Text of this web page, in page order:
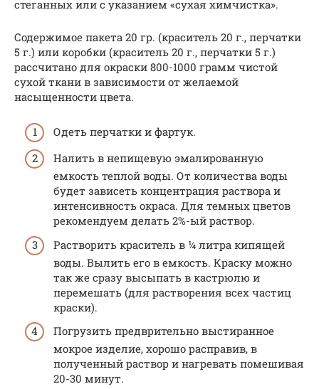
стеганных или с указанием «сухая химчистка».
Содержимое пакета 20 гр. (краситель 20 г., перчатки
5 г.) или коробки (краситель 20 г., перчатки 5 г.)
рассчитано для окраски 800-1000 грамм чистой
сухой ткани в зависимости от желаемой
насыщенности цвета.
Одеть перчатки и фартук.
Налить в непищевую эмалированную
емкость теплой воды. От количества воды
будет зависеть концентрация раствора и
интенсивность окраса. Для темных цветов
рекомендуем делать 2%-ый раствор.
Растворить краситель в ¼ литра кипящей
воды. Вылить его в емкость. Краску можно
так же сразу высыпать в кастрюлю и
перемешать (для растворения всех частиц
краски).
Погрузить предврительно выстиранное
мокрое изделие, хорошо расправив, в
полученный раствор и нагревать помешивая
20-30 минут.